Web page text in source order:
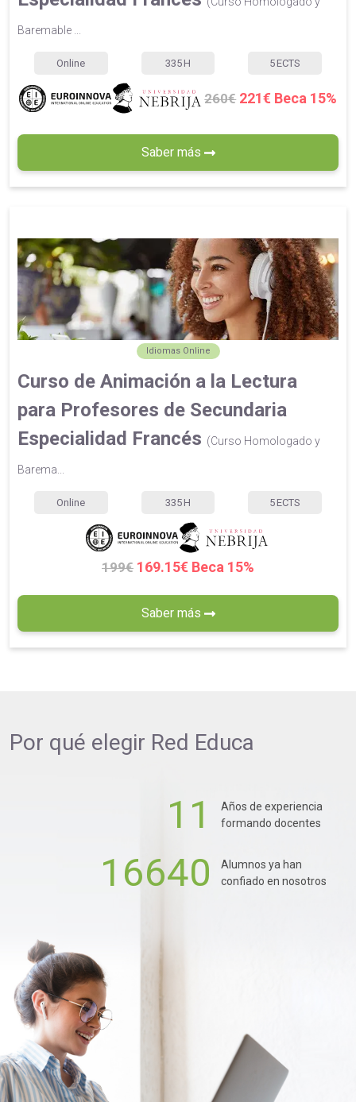
Baremable ...
Online 335 H 5 ECTS
260€ 221€ Beca 15%
Saber más
Idiomas Online
Curso de Animación a la Lectura
para Profesores de Secundaria
Especialidad Francés (Curso Homologado y
Barema...
Online 335 H 5 ECTS
199€ 169.15€ Beca 15%
Saber más
Por qué elegir Red Educa
11
Años de experiencia
formando docentes
16640
Alumnos ya han
confiado en nosotros